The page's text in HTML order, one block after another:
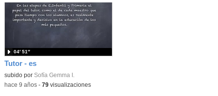
Tutor - es
subido por Sofía Gemma I.
04′ 51″
-hace 9 años- 79visualizaciones